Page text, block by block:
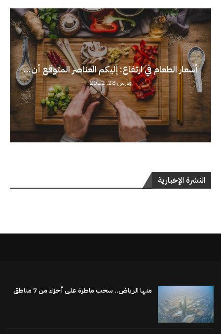
أسعار الطعام في ارتفاع: إليكم العناصر المتوقع أن...
مارس 28, 2022
النشرة الإخبارية
منها الرياض.. سحب ماطرة على أجزاء من 7 مناطق